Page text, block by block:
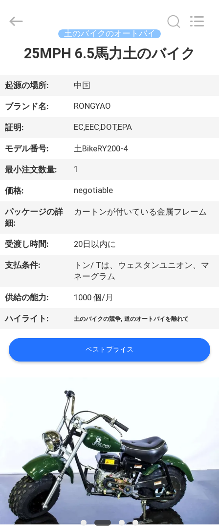
プ
ロ
ダ
ク
ト
私
達
に
つ
て
場
理
私
Shanghai
Rongyao
土のバイクのオートバイ
25MPH 6.5馬力土のバイク
起源の場所: 中国
ブランド名: RONGYAO
証明: EC,EEC,DOT,EPA
モデル番号: 土BikeRY200-4
最小注文数量: 1
価格: negotiable
パッケージの詳
細:
カートンが付いている金属フレーム
受渡し時間: 20日以内に
支払条件:
トン/ Tは、ウェスタンユニオン、マ
ネーグラム
供給の能力: 1000 個/月
ハイライト: 土のバイクの競争,道のオートバイを離れて
ベストプライス